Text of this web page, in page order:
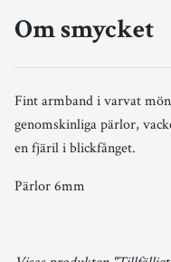
Om smycket
Fint armband i varvat
genomskinliga pärlor,
en fjäril i blickfånget.
Pärlor 6mm